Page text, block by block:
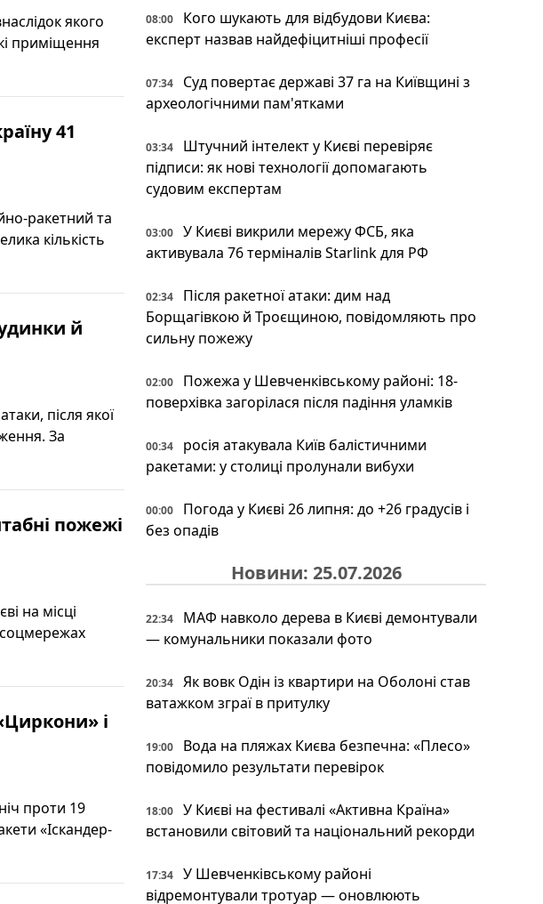
якого
приміщення
41
ракетний та
кількість
й
після якої
За
пожежі
на місці
і
проти 19
«Іскандер-
08:00
Кого шукають для відбудови Києва:
експерт назвав найдефіцитніші професії
07:34
Суд повертає державі 37 га на Київщині з
археологічними пам'ятками
03:34
Штучний інтелект у Києві перевіряє
підписи: як нові технології допомагають
судовим експертам
03:00
У Києві викрили мережу ФСБ, яка
активувала 76 терміналів Starlink для РФ
02:34
Після ракетної атаки: дим над
Борщагівкою й Троєщиною, повідомляють про
сильну пожежу
02:00
Пожежа у Шевченківському районі: 18-
поверхівка загорілася після падіння уламків
00:34
росія атакувала Київ балістичними
ракетами: у столиці пролунали вибухи
00:00
Погода у Києві 26 липня: до +26 градусів і
без опадів
Новини: 25.07.2026
22:34
МАФ навколо дерева в Києві демонтували
— комунальники показали фото
20:34
Як вовк Одін із квартири на Оболоні став
ватажком зграї в притулку
19:00
Вода на пляжах Києва безпечна: «Плесо»
повідомило результати перевірок
18:00
У Києві на фестивалі «Активна Країна»
встановили світовий та національний рекорди
17:34
У Шевченківському районі
відремонтували тротуар — оновлюють